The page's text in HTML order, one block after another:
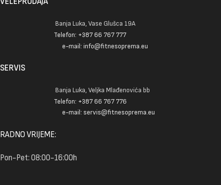
Banja Luka, Vase Glušca 19A
Telefon: +387 66 767 777
e-mail: info@fitnesoprema.eu
SERVIS
Banja Luka, Veljka Mlađenovića bb
Telefon: +387 66 767 776
e-mail: servis@fitnesoprema.eu
RADNO VRIJEME:
Pon-Pet: 08:00-16:00h